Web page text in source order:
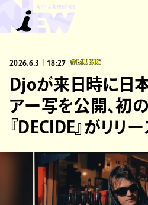
2026.6.3｜18:27 #MUSIC
Djoが来日時に日
アー写を公開、初
『DECIDE』がリリー